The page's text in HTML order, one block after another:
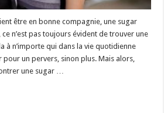
être en bonne compagnie, une sugar
n’est pas toujours évident de trouver une
à n’importe qui dans la vie quotidienne
un pervers, sinon plus. Mais alors,
une sugar …